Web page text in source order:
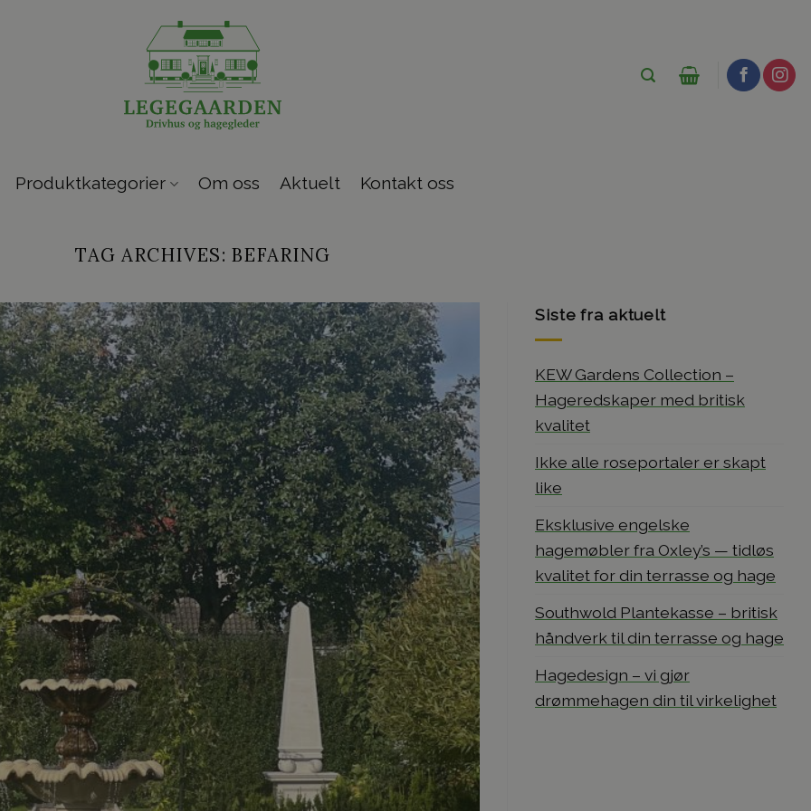
Produktkategorier Om oss Aktuelt Kontakt oss
TAG ARCHIVES: BEFARING
Siste fra aktuelt
KEW Gardens Collection –
Hageredskaper med britisk
kvalitet
Ikke alle roseportaler er skapt
like
Eksklusive engelske
hagemøbler fra Oxley’s — tidløs
kvalitet for din terrasse og hage
Southwold Plantekasse – britisk
håndverk til din terrasse og hage
Hagedesign – vi gjør
drømmehagen din til virkelighet